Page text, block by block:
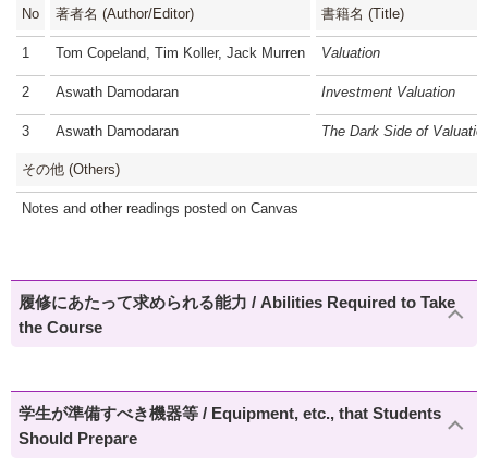
No 著者名 (Author/Editor) 書籍名 (Title)
1 Tom Copeland, Tim Koller, Jack Murren Valuation
2 Aswath Damodaran Investment Valuation
3 Aswath Damodaran The Dark Side of
その他 (Others)
Notes and other readings posted on Canvas
履修にあたって求められる能力 / Abilities Required to Take
the Course
学生が準備すべき機器等 / Equipment, etc., that Students
Should Prepare